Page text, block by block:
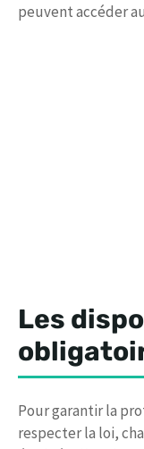
peuvent accéder
Les
Pour garantir la
respecter la loi,